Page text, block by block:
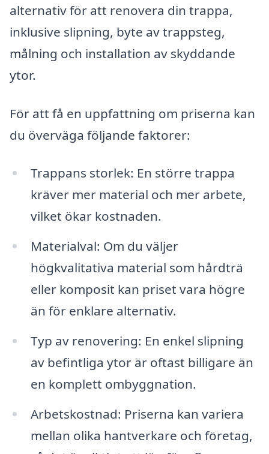
alternativ för att renovera din trappa,
inklusive slipning, byte av trappsteg,
målning och installation av skyddande
ytor.
För att få en uppfattning om priserna kan
du överväga följande faktorer:
Trappans storlek: En större trappa
kräver mer material och mer arbete,
vilket ökar kostnaden.
Materialval: Om du väljer
högkvalitativa material som hårdträ
eller komposit kan priset vara högre
än för enklare alternativ.
Typ av renovering: En enkel slipning
av befintliga ytor är oftast billigare än
en komplett ombyggnation.
Arbetskostnad: Priserna kan variera
mellan olika hantverkare och företag,